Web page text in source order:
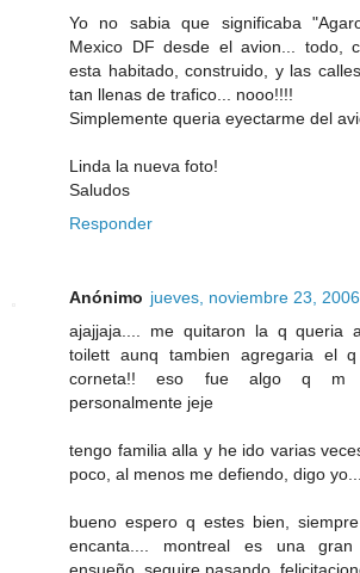
Yo no sabia que significaba
Mexico DF desde el avion... todo,
esta habitado, construido, y las
tan llenas de trafico... nooo!!!!
Simplemente queria eyectarme del
Linda la nueva foto!
Saludos
Responder
Anónimo jueves, noviembre 23, 2006
ajajjaja.... me quitaron la q queria
toilett aunq tambien agregaria el
corneta!! eso fue algo q m
personalmente jeje
tengo familia alla y he ido varias
poco, al menos me defiendo, digo yo...
bueno espero q estes bien,
encanta.... montreal es una
ensueño..seguire pasando,